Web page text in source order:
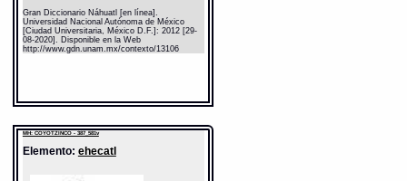
Gran Diccionario Náhuatl [en línea].
Universidad Nacional Autónoma de México
[Ciudad Universitaria, México D.F.]: 2012 [29-
08-2020]. Disponible en la Web
http://www.gdn.unam.mx/contexto/13106
MH: COYOTZINCO - 387_581v
Elemento: ehecatl